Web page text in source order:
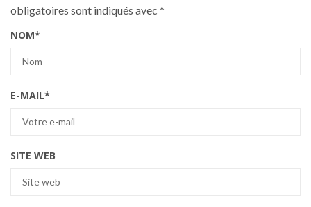
obligatoires sont indiqués avec *
NOM*
E-MAIL*
SITE WEB